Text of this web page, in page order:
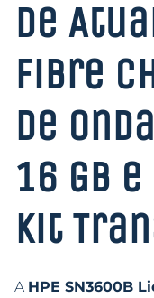
de
Fibre
de
16 Gb
Kit
A HPE SN3600B